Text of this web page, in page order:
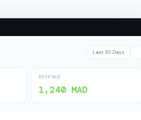
Last 30 Days
REVENUE
1,240 MAD